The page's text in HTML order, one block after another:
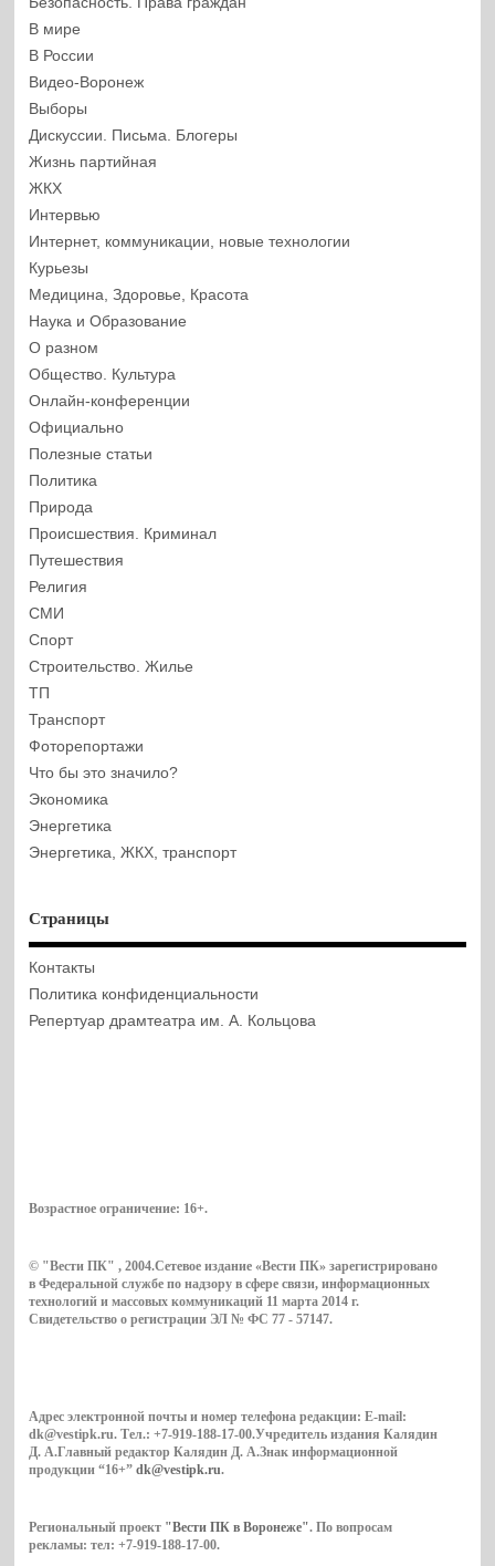
В мире
В России
Видео-Воронеж
Выборы
Дискуссии. Письма. Блогеры
Жизнь партийная
ЖКХ
Интервью
Интернет, коммуникации, новые технологии
Курьезы
Медицина, Здоровье, Красота
Наука и Образование
О разном
Общество. Культура
Онлайн-конференции
Официально
Полезные статьи
Политика
Природа
Происшествия. Криминал
Путешествия
Религия
СМИ
Спорт
Строительство. Жилье
ТП
Транспорт
Фоторепортажи
Что бы это значило?
Экономика
Энергетика
Энергетика, ЖКХ, транспорт
Страницы
Контакты
Политика конфиденциальности
Репертуар драмтеатра им. А. Кольцова
Возрастное ограничение: 16+.
© "Вести ПК" , 2004.Сетевое издание «Вести ПК» зарегистрировано
в Федеральной службе по надзору в сфере связи, информационных
технологий и массовых коммуникаций 11 марта 2014 г.
Свидетельство о регистрации ЭЛ № ФС 77 - 57147.
Адрес электронной почты и номер телефона редакции: E-mail:
dk@vestipk.ru. Тел.: +7-919-188-17-00.Учредитель издания Калядин
Д. А.Главный редактор Калядин Д. А.Знак информационной
продукции “16+”dk@vestipk.ru.
Региональный проект "Вести ПК в Воронеже". По вопросам
рекламы: тел: +7-919-188-17-00.